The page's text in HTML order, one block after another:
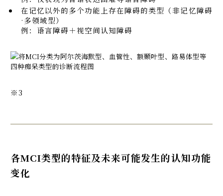
在记忆以外的多个功能上存在障碍的类型（非记忆障碍
·多领域型）
例：语言障碍＋视空间认知障碍
※3
各MCI类型的特征及未来可能发生的认知功能
变化